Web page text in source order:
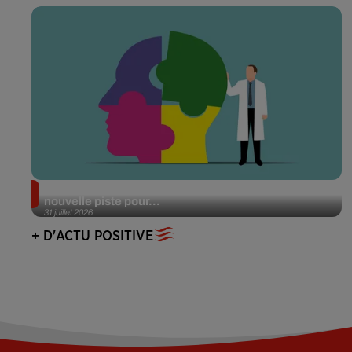
31 juillet 2026
nouvelle piste pour...
+ D'ACTU POSITIVE